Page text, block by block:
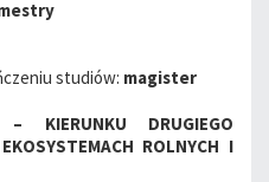
studiów: magister
– KIERUNKU DRUGIEGO
ROLNYCH I